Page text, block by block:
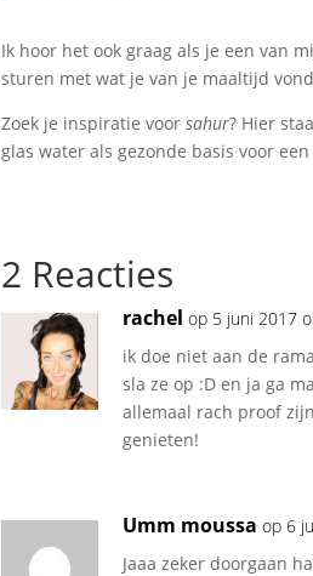
Ik hoor het ook graag als je een van
sturen met wat je van je maaltijd
Zoek je inspiratie voorsahur? Hier
glas water als gezonde basis voor
2 Reacties
rachel op 5 juni 2017
ik doe niet aan de
sla ze op :D en ja ga
allemaal rach proof
genieten!
Umm moussa op 6
Jaaa zeker doorgaan